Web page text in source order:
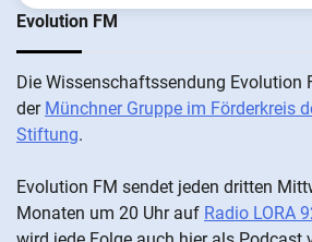
Evolution FM
Die Wis­sen­schafts­send­ung Evolution
der Münch­ner Grup­pe im För­der­kreis
Stiftung.
Evolution FM sen­det je­den drit­ten
Mo­nat­en um 20 Uhr auf Radio LORA